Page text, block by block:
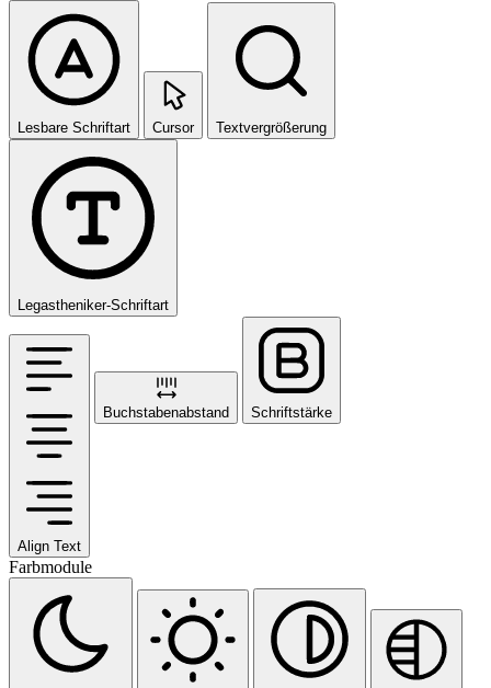
Lesbare Schriftart Cursor Textvergrößerung
Legastheniker-Schriftart
Align Text
Buchstabenabstand Schriftstärke
Farbmodule